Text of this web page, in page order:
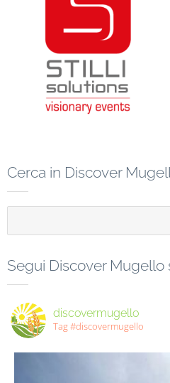
Cerca in Discover
Segui Discover Mugello
discovermugello
Tag #discovermugello